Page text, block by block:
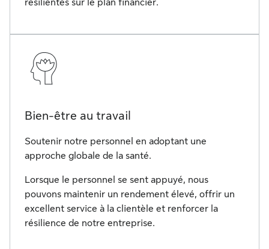
résilientes sur le plan financier.
Bien-être au travail
Soutenir notre personnel en adoptant une
approche globale de la santé.
Lorsque le personnel se sent appuyé, nous
pouvons maintenir un rendement élevé, offrir un
excellent service à la clientèle et renforcer la
résilience de notre entreprise.